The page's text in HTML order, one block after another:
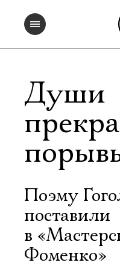
Души
Поэму
поставили
в
Фоменко»